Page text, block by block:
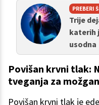
PREBERI
Trije
katerih
usodna
Povišan krvni tlak:
tveganja za
Povišan krvni tlak je